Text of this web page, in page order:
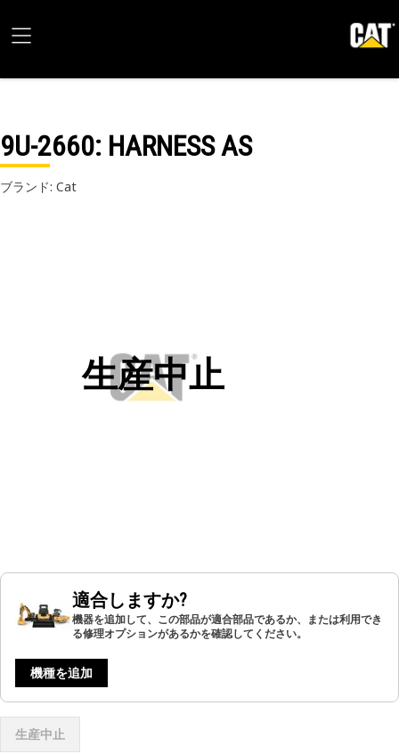
9U-2660: HARNESS AS
ブランド: Cat
生産中止
適合しますか?
機器を追加して、この部品が適合部品であるか、または利用でき
る修理オプションがあるかを確認してください。
機種を追加
生産中止